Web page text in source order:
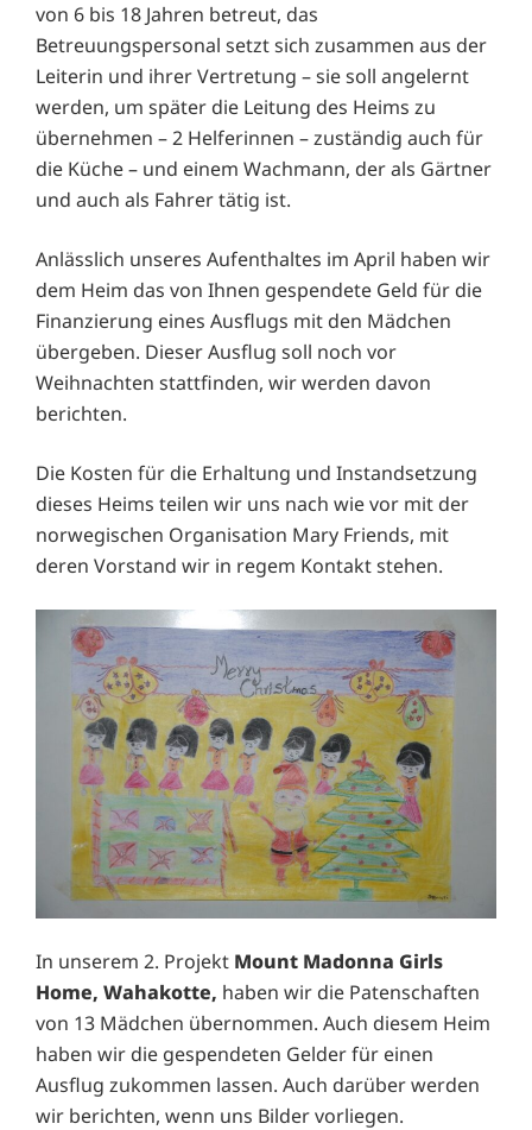
von 6 bis 18 Jahren betreut, das
Betreuungspersonal setzt sich zusammen aus der
Leiterin und ihrer Vertretung – sie soll angelernt
werden, um später die Leitung des Heims zu
übernehmen – 2 Helferinnen – zuständig auch für
die Küche – und einem Wachmann, der als Gärtner
und auch als Fahrer tätig ist.
Anlässlich unseres Aufenthaltes im April haben wir
dem Heim das von Ihnen gespendete Geld für die
Finanzierung eines Ausflugs mit den Mädchen
übergeben. Dieser Ausflug soll noch vor
Weihnachten stattfinden, wir werden davon
berichten.
Die Kosten für die Erhaltung und Instandsetzung
dieses Heims teilen wir uns nach wie vor mit der
norwegischen Organisation Mary Friends, mit
deren Vorstand wir in regem Kontakt stehen.
In unserem 2. Projekt Mount Madonna Girls
Home, Wahakotte, haben wir die Patenschaften
von 13 Mädchen übernommen. Auch diesem Heim
haben wir die gespendeten Gelder für einen
Ausflug zukommen lassen. Auch darüber werden
wir berichten, wenn uns Bilder vorliegen.